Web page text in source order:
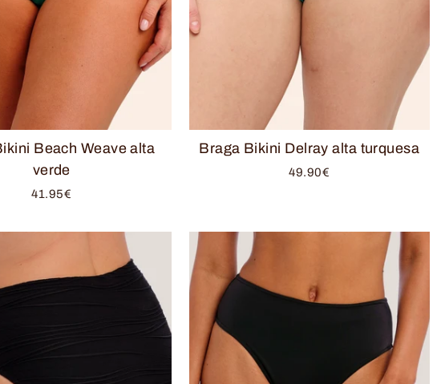
Beach Weave alta
verde
41.95€
Braga Bikini Delray alta turquesa
49.90€